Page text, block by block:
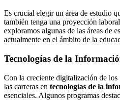
Es crucial elegir un área de estudio
también tenga una proyección
exploramos algunas de las áreas de
actualmente en el ámbito de la
Tecnologías de la
Con la creciente digitalización de
las carreras en tecnologías de la
esenciales. Algunos programas